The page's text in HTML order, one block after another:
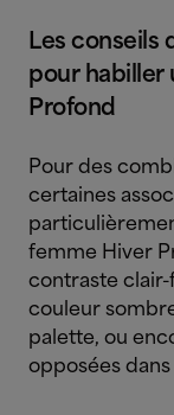
Les conseils
pour habiller
Profond
Pour des
certaines
femme Hiver
contraste clair-
couleur
palette, ou
opposées